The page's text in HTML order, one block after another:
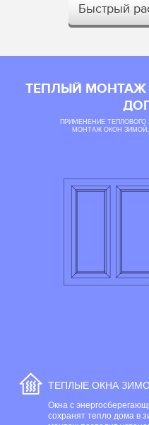
градусов в холодное время
Top N+ удерживает
поддерживать комфортную
расходы на отопление.
Быстрый
ТЕПЛЫЙ МОНТАЖ
ПРИМЕНЕНИЕ ТЕПЛОВОГО
МОНТАЖ ОКОН
ТЕПЛЫЕ ОКНА
Окна с
сохранят тепло дома в